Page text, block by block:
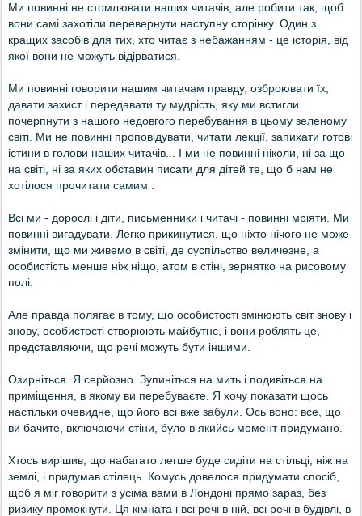
Ми повинні не стомлювати наших читачів, але робити так, щоб
вони самі захотіли перевернути наступну сторінку. Один з
кращих засобів для тих, хто читає з небажанням - це історія, від
якої вони не можуть відірватися.
Ми повинні говорити нашим читачам правду, озброювати їх,
давати захист і передавати ту мудрість, яку ми встигли
почерпнути з нашого недовгого перебування в цьому зеленому
світі. Ми не повинні проповідувати, читати лекції, запихати готові
істини в голови наших читачів... І ми не повинні ніколи, ні за що
на світі, ні за яких обставин писати для дітей те, що б нам не
хотілося прочитати самим .
Всі ми - дорослі і діти, письменники і читачі - повинні мріяти. Ми
повинні вигадувати. Легко прикинутися, що ніхто нічого не може
змінити, що ми живемо в світі, де суспільство величезне, а
особистість менше ніж ніщо, атом в стіні, зернятко на рисовому
полі.
Але правда полягає в тому, що особистості змінюють світ знову і
знову, особистості створюють майбутнє, і вони роблять це,
представляючи, що речі можуть бути іншими.
Озирніться. Я серйозно. Зупиніться на мить і подивіться на
приміщення, в якому ви перебуваєте. Я хочу показати щось
настільки очевидне, що його всі вже забули. Ось воно: все, що
ви бачите, включаючи стіни, було в якийсь момент придумано.
Хтось вирішив, що набагато легше буде сидіти на стільці, ніж на
землі, і придумав стілець. Комусь довелося придумати спосіб,
щоб я міг говорити з усіма вами в Лондоні прямо зараз, без
ризику промокнути. Ця кімната і всі речі в ній, всі речі в будівлі, в